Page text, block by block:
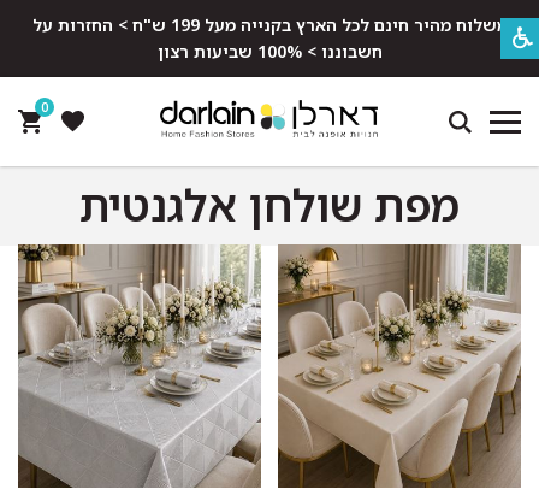
משלוח מהיר חינם לכל הארץ בקנייה מעל 199 ש"ח > החזרות על
חשבוננו > 100% שביעות רצון
0
מפת שולחן אלגנטית